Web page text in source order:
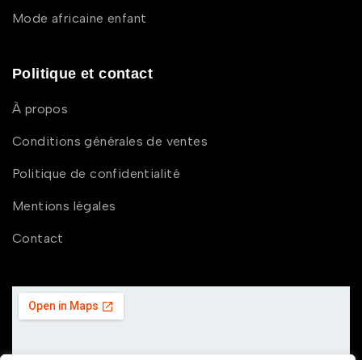
Mode africaine enfant
Politique et contact
À propos
Conditions générales de ventes
Politique de confidentialité
Mentions légales
Contact